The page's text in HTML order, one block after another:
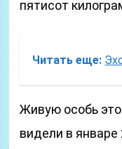
пятисот
Читать еще:
Живую особь
видели в январе